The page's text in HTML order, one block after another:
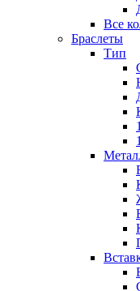
Все
Браслеты
Тип